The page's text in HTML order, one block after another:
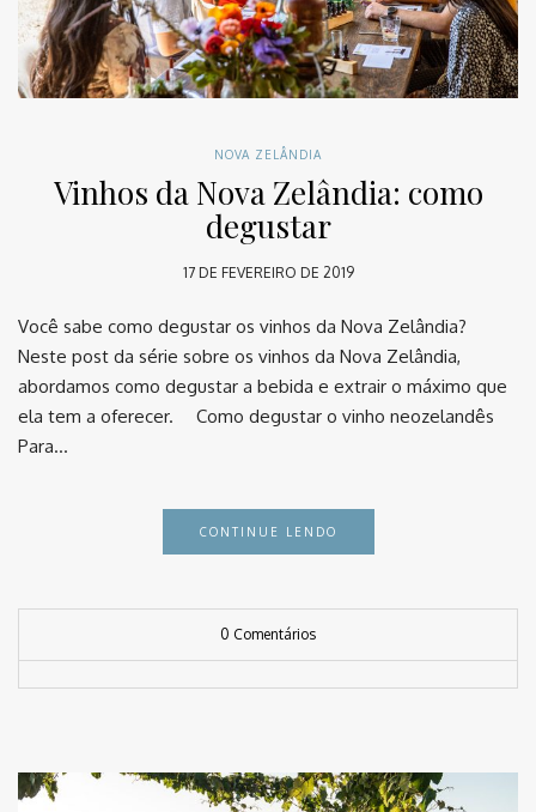
NOVA ZELÂNDIA
Vinhos da Nova Zelândia: como
degustar
17 DE FEVEREIRO DE 2019
Você sabe como degustar os vinhos da Nova Zelândia?
Neste post da série sobre os vinhos da Nova Zelândia,
abordamos como degustar a bebida e extrair o máximo que
ela tem a oferecer. ⠀ Como degustar o vinho neozelandês
Para…
CONTINUE LENDO
0 Comentários